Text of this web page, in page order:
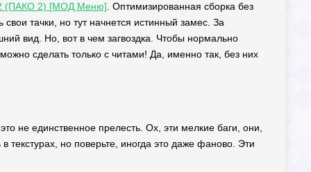
(ПАКО 2) [МОД Меню] . Оптимизированная сборка без
тачки, но тут начнется истинный замес. За
вид. Но, вот в чем загвоздка. Чтобы нормально
сделать только с читами! Да, именно так, без них
не единственное прелесть. Ох, эти мелкие баги, они,
текстурах, но поверьте, иногда это даже фаново. Эти